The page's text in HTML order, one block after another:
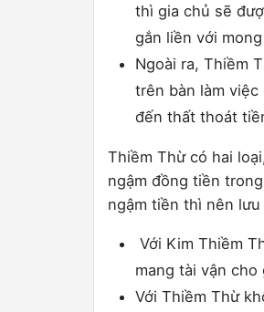
thì gia chủ sẽ
gắn liền với
Ngoài ra, Thiềm
trên bàn làm việc
đến thất thoát
Thiềm Thừ có hai
ngậm đồng tiền
ngậm tiền thì nên lưu
Với Kim Thiềm
mang tài vận cho
Với Thiềm Thừ